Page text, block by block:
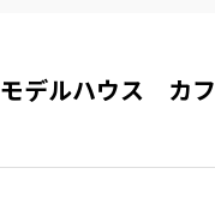
モデルハウス カ